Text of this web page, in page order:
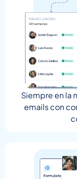
Siempre en la
emails con